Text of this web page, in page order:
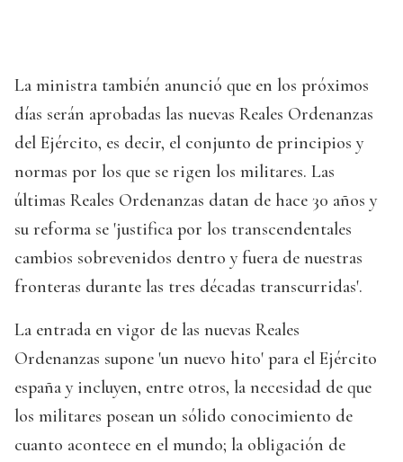
La ministra también anunció que en los próximos
días serán aprobadas las nuevas Reales Ordenanzas
del Ejército, es decir, el conjunto de principios y
normas por los que se rigen los militares. Las
últimas Reales Ordenanzas datan de hace 30 años y
su reforma se 'justifica por los transcendentales
cambios sobrevenidos dentro y fuera de nuestras
fronteras durante las tres décadas transcurridas'.
La entrada en vigor de las nuevas Reales
Ordenanzas supone 'un nuevo hito' para el Ejército
españa y incluyen, entre otros, la necesidad de que
los militares posean un sólido conocimiento de
cuanto acontece en el mundo; la obligación de